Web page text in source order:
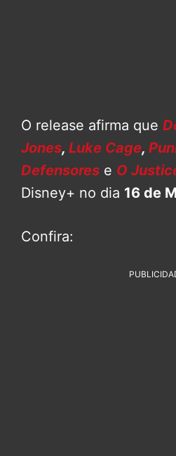
O release afirma que
Jones, Luke Cage,
Defensores e O
Disney+ no dia 16 de
Confira: